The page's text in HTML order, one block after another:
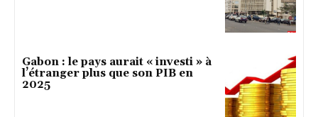
Gabon : le pays aurait « investi » à
l’étranger plus que son PIB en
2025